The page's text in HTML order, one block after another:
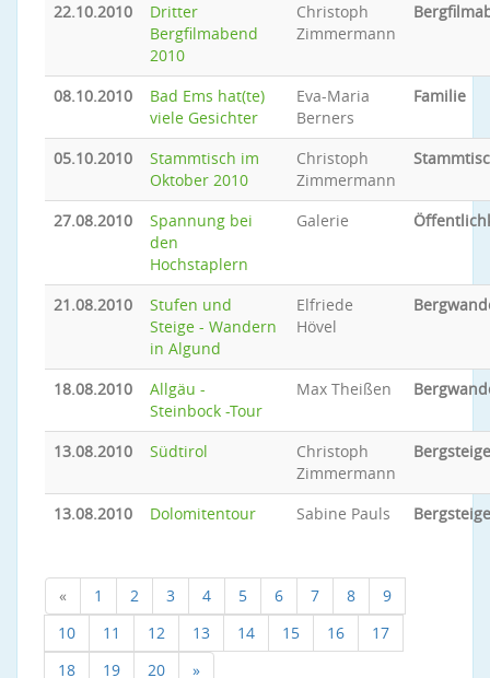
22.10.2010
Dritter
Bergfilmabend
2010
Christoph
Zimmermann
08.10.2010
Bad Ems hat(te)
viele Gesichter
Eva-Maria
Berners
Familie
05.10.2010
Stammtisch im
Oktober 2010
Christoph
Zimmermann
27.08.2010
Spannung bei
den
Hochstaplern
Galerie
21.08.2010
Stufen und
Steige - Wandern
in Algund
Elfriede
Hövel
18.08.2010
Allgäu -
Steinbock -Tour
Max Theißen
13.08.2010 Südtirol
Christoph
Zimmermann
13.08.2010 Dolomitentour Sabine Pauls
« 1 2 3 4 5 6 7 8
9
10
11 12 13 14 15 16
17
18
19 20 »